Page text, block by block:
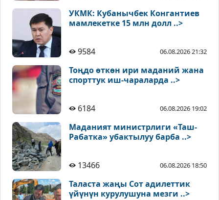
УКМК: Кубанычбек Конгантиев
мамлекетке 15 млн долл ..>
9584 06.08.2026 21:32
Тоңдо өткөн ири маданий жана
спорттук иш-чараларда ..>
6184 06.08.2026 19:02
Маданият министрлиги «Таш-
Рабатка» убактылуу барба ..>
13466 06.08.2026 18:50
Таласта жаңы Сот адилеттик
үйүнүн курулушуна мезги ..>